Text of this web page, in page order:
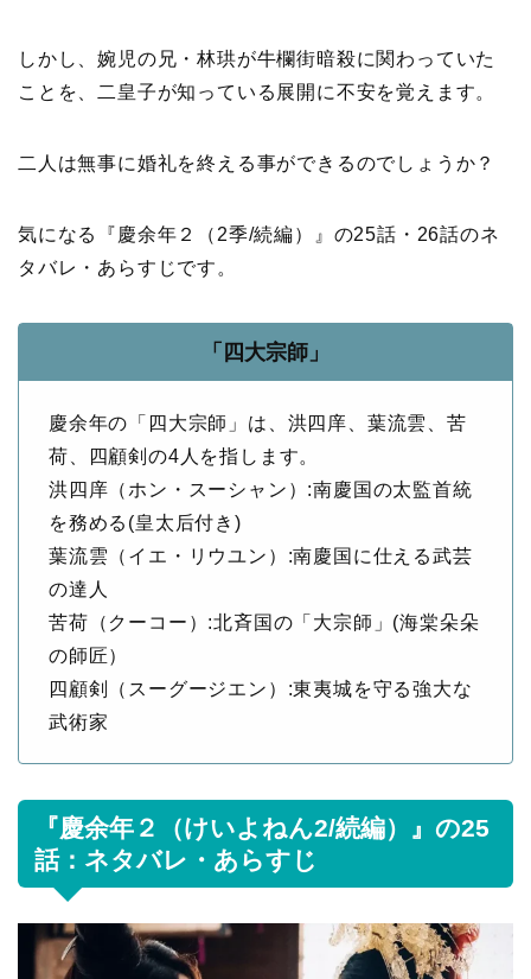
しかし、婉児の兄・林珙が牛欄街暗殺に関わっていた
ことを、二皇子が知っている展開に不安を覚えます。
二人は無事に婚礼を終える事ができるのでしょうか？
気になる『慶余年２（2季/続編）』の25話・26話のネ
タバレ・あらすじです。
「四大宗師」
慶余年の「四大宗師」は、洪四庠、葉流雲、苦
荷、四顧剣の4人を指します。
洪四庠（ホン・スーシャン）:南慶国の太監首統
を務める(皇太后付き)
葉流雲（イエ・リウユン）:南慶国に仕える武芸
の達人
苦荷（クーコー）:北斉国の「大宗師」(海棠朵朵
の師匠）
四顧剣（スーグージエン）:東夷城を守る強大な
武術家
『慶余年２（けいよねん2/続編）』の25
話：ネタバレ・あらすじ